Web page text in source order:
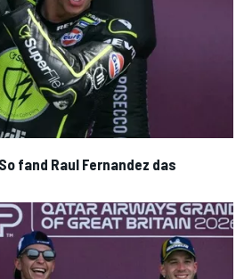
fand Raul Fernandez das